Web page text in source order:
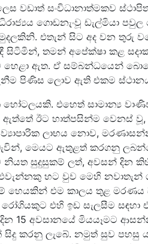
වඩාත් සංවිධානාත්මකව
ගොඩනැංවූ ඩැල්මියා
එතැන් සිට අද වන තුරු
සිටිමින්, තමන් අපේක්ෂා කළ
හෙළා ඇත. ඒ සම්බන්ධයෙන්
පිණිස ලොව ඇති එකම
හෝටලයකි. එහෙත් සාමාන්‍ය
ඊට හාත්පසින්ම වෙනස් වූ,
ලාභය නොව,
මෙයට ඇතුළත් කරගනු
සුදුසුකම් ලත්, අවසන් දින
හට වුව මෙහි නවාතැන්
හෙයකින් එම කාලය තුළ මරණය
එහි ඉඩ සැලසීම සඳහා
15 අවසානයේ මියයෑමට
සිදු කරනු ලැබේ. නමුත් සුව පහසු